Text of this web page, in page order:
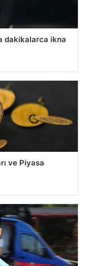
dakikalarca ikna
ve Piyasa